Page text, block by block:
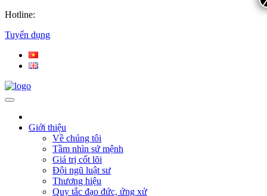
Hotline:
Tuyển dụng
Giới thiệu
Về chúng tôi
Tầm nhìn sứ mệnh
Giá trị cốt lõi
Đội ngũ luật sư
Thương hiệu
Quy tắc đạo đức, ứng xử